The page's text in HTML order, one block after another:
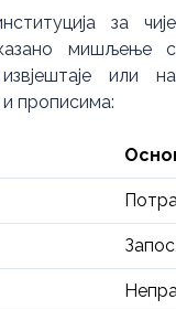
за чије
мишљење с
или на
прописима: